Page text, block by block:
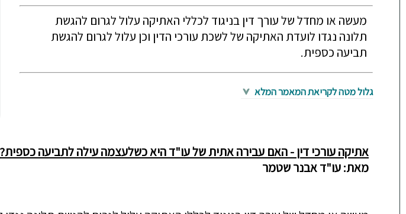
מעשה או מחדל של עורך דין בניגוד לכללי האתיקה עלול לגרום להגשת
תלונה נגדו לועדת האתיקה של לשכת עורכי הדין וכן עלול לגרום להגשת
תביעה כספית.
גלול מטה לקריאת המאמר המלא
אתיקה עורכי דין - האם עבירה אתית של עו"ד היא כשלעצמה עילה לתביעה כספית?
מאת: עו"ד אבנר שטמר